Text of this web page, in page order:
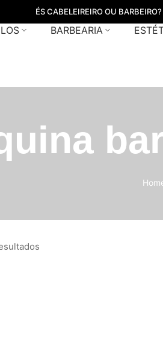
ÉS CABELEIREIRO OU BARBEIRO?
BARBEARIA